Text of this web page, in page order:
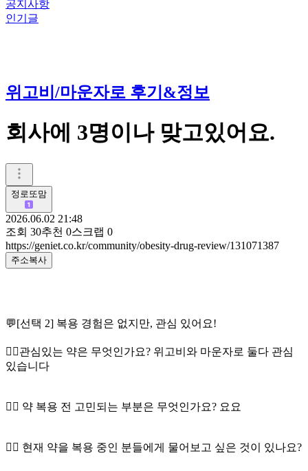
공지사항
인기글
위고비/마운자로 후기&정보
회사에 3명이나 맞고있어요.
정로또맘
2026.06.02 21:48
조회 30추천 0스크랩 0
https://geniet.co.kr/community/obesity-drug-review/131071387
주소복사
💬[선택 2] 복용 경험은 없지만, 관심 있어요!
👉🏻관심있는 약은 무엇인가요? 위고비와 마운자로 둘다 관심
있습니다
👉🏻 약 복용 전 고민되는 부분은 무엇인가요? 요요
👉🏻 현재 약을 복용 중인 분들에게 물어보고 싶은 것이 있나요?